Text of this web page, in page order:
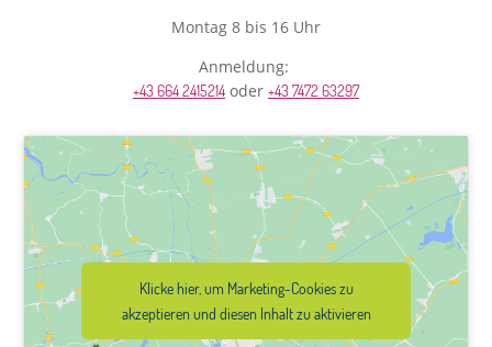
Montag 8 bis 16 Uhr
Anmeldung:
+43 664 2415214 oder +43 7472 63297
Klicke hier, um Marketing-Cookies zu
akzeptieren und diesen Inhalt zu aktivieren